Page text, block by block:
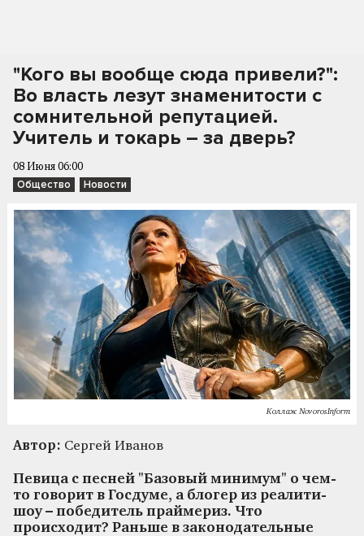
"Кого вы вообще сюда привели?":
Во власть лезут знаменитости с
сомнительной репутацией.
Учитель и токарь – за дверь?
08 Июня 06:00
Общество Новости
Коллаж NovorosInform
Автор: Сергей Иванов
Певица с песней "Базовый минимум" о чем-
то говорит в Госдуме, а блогер из реалити-
шоу – победитель праймериз. Что
происходит? Раньше в законодательные